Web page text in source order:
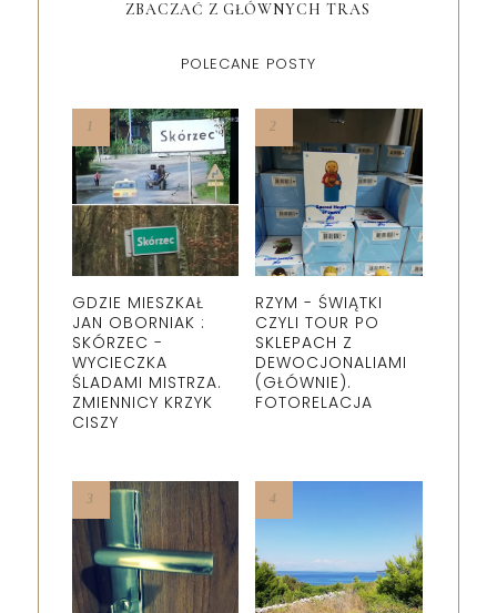
ZBACZAĆ Z GŁÓWNYCH TRAS
POLECANE POSTY
GDZIE MIESZKAŁ
JAN OBORNIAK :
SKÓRZEC -
WYCIECZKA
ŚLADAMI MISTRZA.
ZMIENNICY KRZYK
CISZY
RZYM - ŚWIĄTKI
CZYLI TOUR PO
SKLEPACH Z
DEWOCJONALIAMI
(GŁÓWNIE).
FOTORELACJA